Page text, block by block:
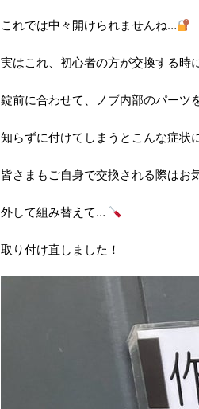
これでは中々開けられませんね…
実はこれ、初心者の方が交換する時
錠前に合わせて、ノブ内部のパーツ
知らずに付けてしまうとこんな症状
皆さまもご自身で交換される際はお
外して組み替えて…
取り付け直しました！